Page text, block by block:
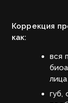
Коррекция
как:
вся
губ,